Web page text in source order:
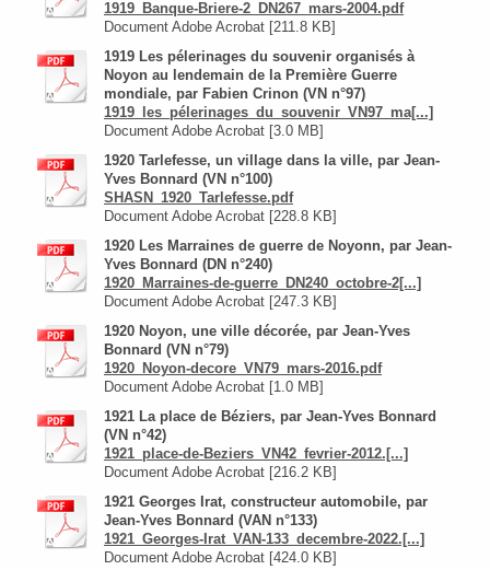
1919_Banque-Briere-2_DN267_mars-2004.pdf
Document Adobe Acrobat [211.8 KB]
1919 Les pélerinages du souvenir organisés à
Noyon au lendemain de la Première Guerre
mondiale, par Fabien Crinon (VN n°97)
1919_les_pélerinages_du_souvenir_VN97_ma[...]
Document Adobe Acrobat [3.0 MB]
1920 Tarlefesse, un village dans la ville, par Jean-
Yves Bonnard (VN n°100)
SHASN_1920_Tarlefesse.pdf
Document Adobe Acrobat [228.8 KB]
1920 Les Marraines de guerre de Noyonn, par Jean-
Yves Bonnard (DN n°240)
1920_Marraines-de-guerre_DN240_octobre-2[...]
Document Adobe Acrobat [247.3 KB]
1920 Noyon, une ville décorée, par Jean-Yves
Bonnard (VN n°79)
1920_Noyon-decore_VN79_mars-2016.pdf
Document Adobe Acrobat [1.0 MB]
1921 La place de Béziers, par Jean-Yves Bonnard
(VN n°42)
1921_place-de-Beziers_VN42_fevrier-2012.[...]
Document Adobe Acrobat [216.2 KB]
1921 Georges Irat, constructeur automobile, par
Jean-Yves Bonnard (VAN n°133)
1921_Georges-Irat_VAN-133_decembre-2022.[...]
Document Adobe Acrobat [424.0 KB]